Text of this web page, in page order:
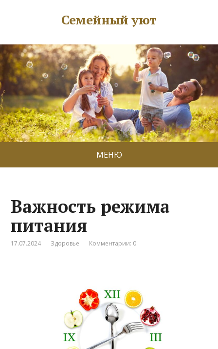
Семейный уют
МЕНЮ
Важность режима
питания
17.07.2024 Здоровье Комментарии: 0